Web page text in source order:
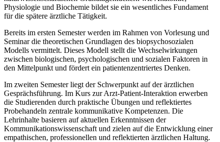
Physiologie und Biochemie bildet sie ein wesentliches Fundament
für die spätere ärztliche Tätigkeit.
Bereits im ersten Semester werden im Rahmen von Vorlesung und
Seminar die theoretischen Grundlagen des biopsychosozialen
Modells vermittelt. Dieses Modell stellt die Wechselwirkungen
zwischen biologischen, psychologischen und sozialen Faktoren in
den Mittelpunkt und fördert ein patientenzentriertes Denken.
Im zweiten Semester liegt der Schwerpunkt auf der ärztlichen
Gesprächsführung. Im Kurs zur Arzt-Patient-Interaktion erwerben
die Studierenden durch praktische Übungen und reflektiertes
Probehandeln zentrale kommunikative Kompetenzen. Die
Lehrinhalte basieren auf aktuellen Erkenntnissen der
Kommunikationswissenschaft und zielen auf die Entwicklung einer
empathischen, professionellen und reflektierten ärztlichen Haltung.